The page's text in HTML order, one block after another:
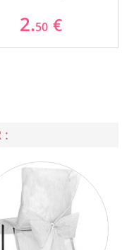
2.50 €
: